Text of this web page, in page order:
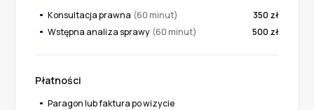
Konsultacja prawna (60 minut)
350 zł
Wstępna analiza sprawy (60 minut) 500 zł
Płatności
Paragon lub faktura po wizycie